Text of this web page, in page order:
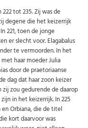
en ontvang
munten en
tot 235. Zij was de
degene die het keizerrijk
In 221, toen de jonge
er slecht voor. Elagabalus
te vermoorden. In het
haar moeder Julia
door de praetoriaanse
dag dat haar zoon keizer
zou gedurende de daarop
in het keizerrijk. In 225
Orbiana, die de titel
kort daarvoor was